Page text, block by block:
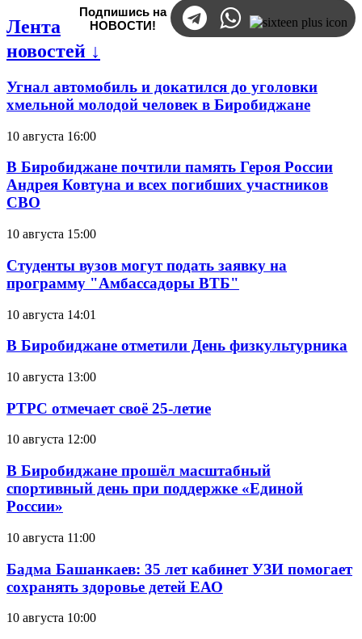
Подпишись на
НОВОСТИ!
Лента
новостей ↓
Угнал автомобиль и докатился до уголовки
хмельной молодой человек в Биробиджане
10 августа 16:00
В Биробиджане почтили память Героя России
Андрея Ковтуна и всех погибших участников
СВО
10 августа 15:00
Студенты вузов могут подать заявку на
программу "Амбассадоры ВТБ"
10 августа 14:01
В Биробиджане отметили День физкультурника
10 августа 13:00
РТРС отмечает своё 25-летие
10 августа 12:00
В Биробиджане прошёл масштабный
спортивный день при поддержке «Единой
России»
10 августа 11:00
Бадма Башанкаев: 35 лет кабинет УЗИ помогает
сохранять здоровье детей ЕАО
10 августа 10:00